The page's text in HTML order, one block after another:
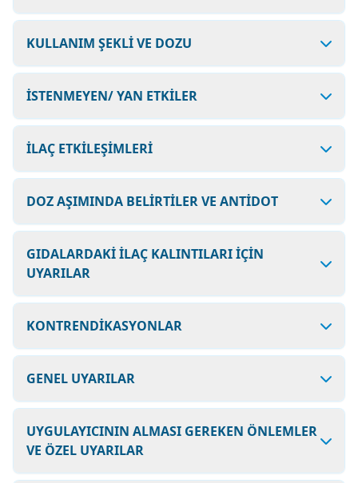
KULLANIM ŞEKLİ VE DOZU
İSTENMEYEN/ YAN ETKİLER
İLAÇ ETKİLEŞİMLERİ
DOZ AŞIMINDA BELİRTİLER VE ANTİDOT
GIDALARDAKİ İLAÇ KALINTILARI İÇİN
UYARILAR
KONTRENDİKASYONLAR
GENEL UYARILAR
UYGULAYICININ ALMASI GEREKEN ÖNLEMLER
VE ÖZEL UYARILAR